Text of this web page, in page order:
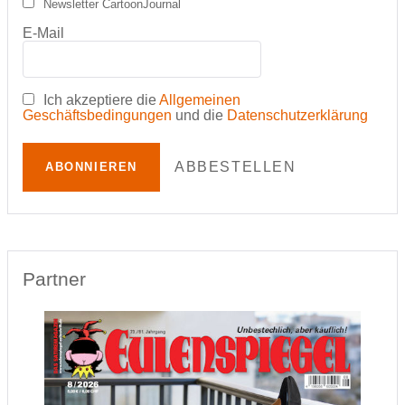
Newsletter CartoonJournal
E-Mail
Ich akzeptiere dieAllgemeinen
Geschäftsbedingungen und die Datenschutzerklärung
ABONNIEREN ABBESTELLEN
Partner